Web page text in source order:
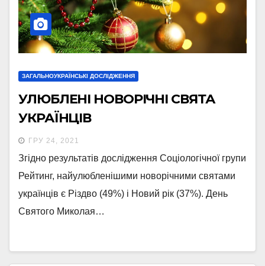
ЗАГАЛЬНОУКРАЇНСЬКІ ДОСЛІДЖЕННЯ
УЛЮБЛЕНІ НОВОРІЧНІ СВЯТА
УКРАЇНЦІВ
ГРУ 24, 2021
Згідно результатів дослідження Соціологічної групи
Рейтинг, найулюбленішими новорічними святами
українців є Різдво (49%) і Новий рік (37%). День
Святого Миколая…